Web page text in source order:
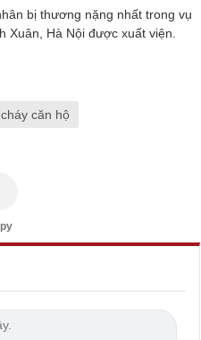
bị thương nặng nhất trong vụ
Xuân, Hà Nội được xuất viện.
cháy căn hộ